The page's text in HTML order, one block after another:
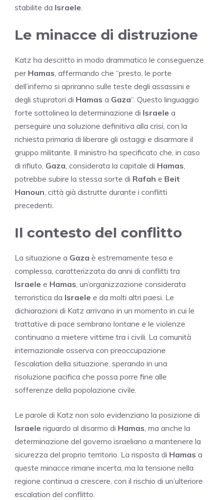
stabilite da Israele.
Le minacce di distruzione
Katz ha descritto in modo drammatico le conseguenze
per Hamas, affermando che “presto, le porte
dell’inferno si apriranno sulle teste degli assassini e
degli stupratori di Hamas a Gaza“. Questo linguaggio
forte sottolinea la determinazione di Israele a
perseguire una soluzione definitiva alla crisi, con la
richiesta primaria di liberare gli ostaggi e disarmare il
gruppo militante. Il ministro ha specificato che, in caso
di rifiuto, Gaza, considerata la capitale di Hamas,
potrebbe subire la stessa sorte di Rafah e Beit
Hanoun, città già distrutte durante i conflitti
precedenti.
Il contesto del conflitto
La situazione a Gaza è estremamente tesa e
complessa, caratterizzata da anni di conflitti tra
Israele e Hamas, un’organizzazione considerata
terroristica da Israele e da molti altri paesi. Le
dichiarazioni di Katz arrivano in un momento in cui le
trattative di pace sembrano lontane e le violenze
continuano a mietere vittime tra i civili. La comunità
internazionale osserva con preoccupazione
l’escalation della situazione, sperando in una
risoluzione pacifica che possa porre fine alle
sofferenze della popolazione civile.
Le parole di Katz non solo evidenziano la posizione di
Israele riguardo al disarmo di Hamas, ma anche la
determinazione del governo israeliano a mantenere la
sicurezza del proprio territorio. La risposta di Hamas a
queste minacce rimane incerta, ma la tensione nella
regione continua a crescere, con il rischio di un’ulteriore
escalation del conflitto.